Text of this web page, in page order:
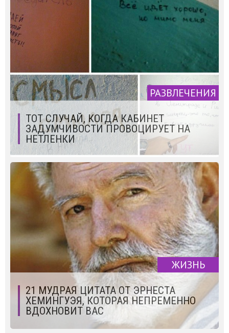
РАЗВЛЕЧЕНИЯ
ТОТ СЛУЧАЙ, КОГДА КАБИНЕТ
ЗАДУМЧИВОСТИ ПРОВОЦИРУЕТ НА
НЕТЛЕНКИ
ЖИЗНЬ
21 МУДРАЯ ЦИТАТА ОТ ЭРНЕСТА
ХЕМИНГУЭЯ, КОТОРАЯ НЕПРЕМЕННО
ВДОХНОВИТ ВАС